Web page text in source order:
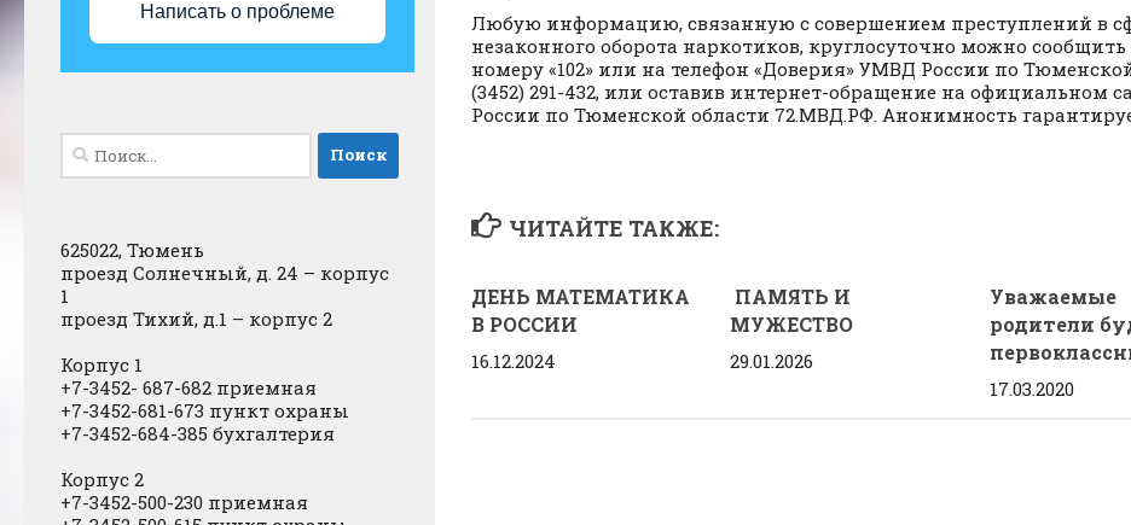
Любую информацию, связанную с совершением преступлений в
незаконного оборота наркотиков, круглосуточно можно
номеру «102» или на телефон «Доверия» УМВД России по
(3452) 291-432, или оставив интернет-обращение на официальном
России по Тюменской области 72.МВД.РФ. Анонимность
ЧИТАЙТЕ ТАКЖЕ:
ДЕНЬ МАТЕМАТИКА
В РОССИИ
16.12.2024
ПАМЯТЬ И
МУЖЕСТВО
29.01.2026
Уважаемые
родители
17.03.2020
Написать о проблеме
Найти:
625022, Тюмень
проезд Солнечный, д. 24 – корпус
1
проезд Тихий, д.1 – корпус 2
Корпус 1
+7-3452- 687-682 приемная
+7-3452-681-673 пункт охраны
+7-3452-684-385 бухгалтерия
Корпус 2
+7-3452-500-230 приемная